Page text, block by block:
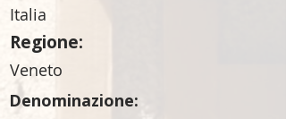
Italia
Regione:
Veneto
Denominazione: